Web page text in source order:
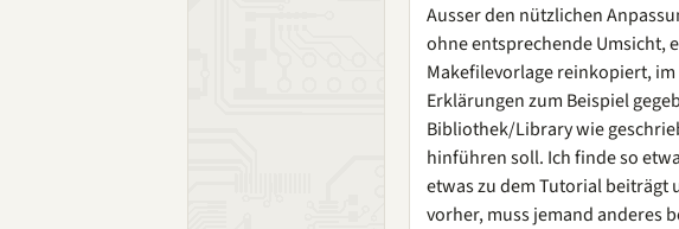
Ausser den nützlichen
ohne entsprechende Umsicht,
Makefilevorlage reinkopiert,
Erklärungen zum Beispiel
Bibliothek/Library wie
hinführen soll. Ich finde so
etwas zu dem Tutorial beiträgt
vorher, muss jemand anderes